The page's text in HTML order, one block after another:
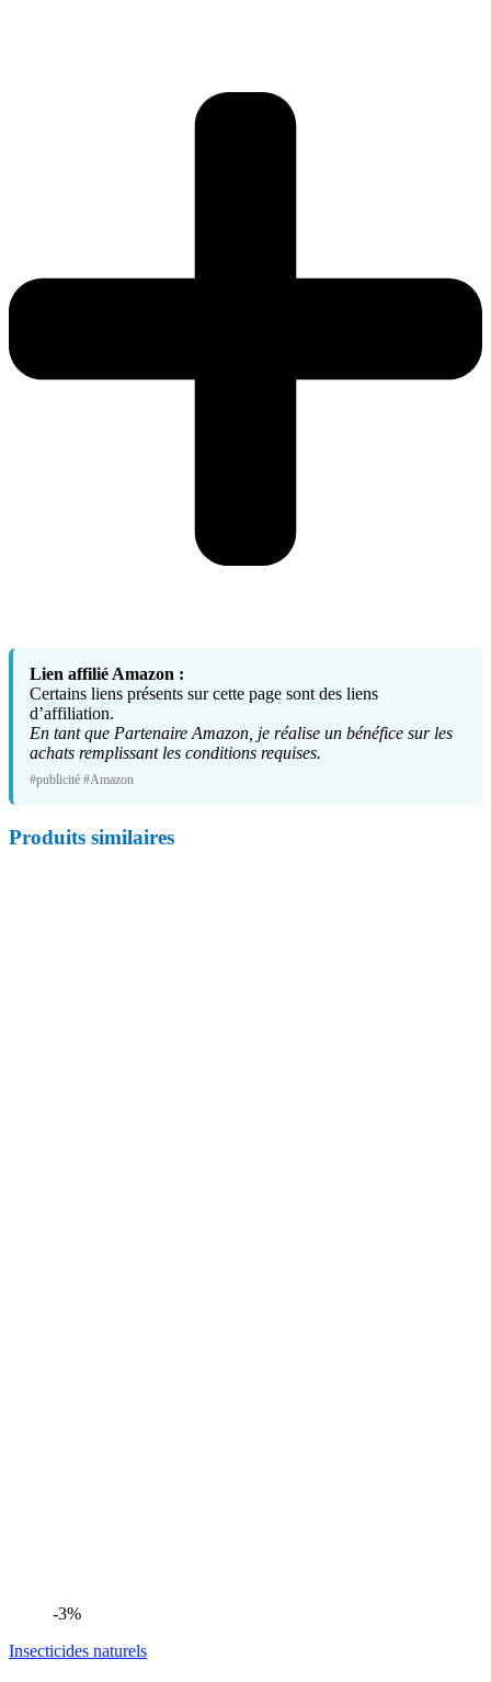
Lien affilié Amazon :
Certains liens présents sur cette page sont des liens
d’affiliation.
En tant que Partenaire Amazon, je réalise un bénéfice sur les
achats remplissant les conditions requises.
#publicité #Amazon
Produits similaires
-3%
Insecticides naturels